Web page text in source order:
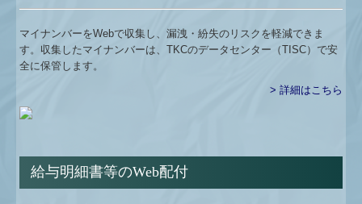
社長メニューASP版
金融機関の皆様へ
マイナンバーをWebで収集し、漏洩・紛失のリスクを軽減できま
す。収集したマイナンバーは、TKCのデータセンター（TISC）で安
全に保管します。
> 詳細はこちら
給与明細書等のWeb配付